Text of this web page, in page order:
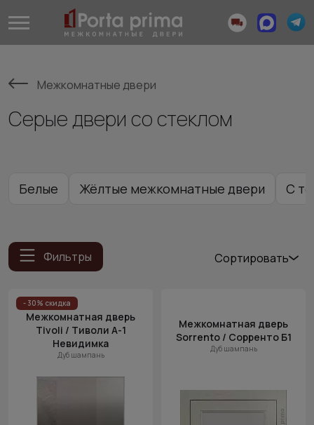
Межкомнатные двери
Серые двери со стеклом
Белые Жёлтые межкомнатные двери С
Фильтры
Сортировать
(возр.)
Цена (убыв.)
Cначала
скидки
- 30% скидка
Межкомнатная дверь
Tivoli / Тиволи А-1
Невидимка
Дуб шампань
Межкомнатная дверь
Sorrento / Сорренто Б1
Дуб шампань